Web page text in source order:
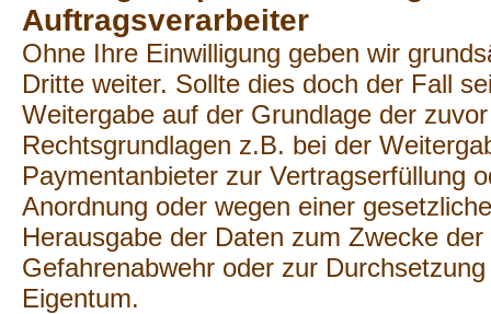
Auftragsverarbeiter
Ohne Ihre Einwilligung geben wir
Dritte weiter. Sollte dies doch der Fall
Weitergabe auf der Grundlage der
Rechtsgrundlagen z.B. bei der
Paymentanbieter zur Vertragserfüllung
Anordnung oder wegen einer
Herausgabe der Daten zum Zwecke
Gefahrenabwehr oder zur
Eigentum.